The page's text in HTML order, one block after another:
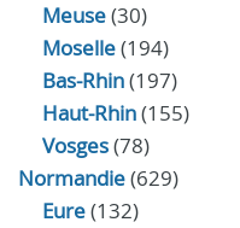
Meuse(30)
Moselle(194)
Bas-Rhin(197)
Haut-Rhin(155)
Vosges(78)
Normandie(629)
Eure(132)